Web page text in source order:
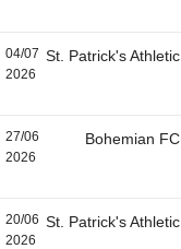
04/07
2026
St. Patrick's Athletic
27/06
2026
Bohemian FC
20/06
2026
St. Patrick's Athletic